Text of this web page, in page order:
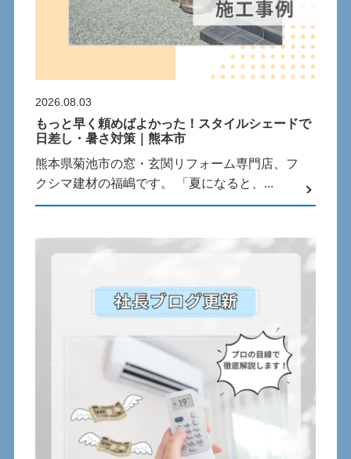
2026.08.03
もっと早く頼めばよかった！スタイルシェードで
日差し・暑さ対策｜熊本市
熊本県菊池市の窓・玄関リフォーム専門店、フ
クシマ建材の福嶋です。 「夏になると、...